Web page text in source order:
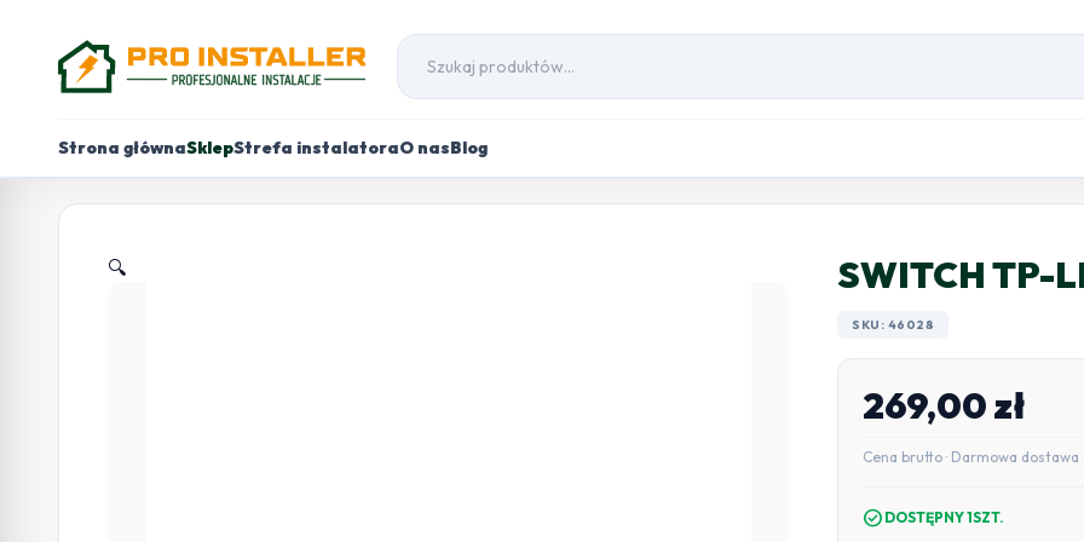
Strona głównaSklepStrefa instalatoraO nasBlog
🔍 SWITCH TP-
SKU: 46028
269,00zł
Cena brutto · Darmowa dostawa
check_circle DOSTĘPNY 1SZT.